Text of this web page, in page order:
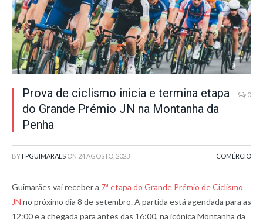
Prova de ciclismo inicia e termina etapa
do Grande Prémio JN na Montanha da
Penha
0
BY FPGUIMARÃES ON 24 AGOSTO, 2023 COMÉRCIO
Guimarães vai receber a 7ª etapa do Grande Prémio de Ciclismo
JN no próximo dia 8 de setembro. A partida está agendada para as
12:00 e a chegada para antes das 16:00, na icónica Montanha da